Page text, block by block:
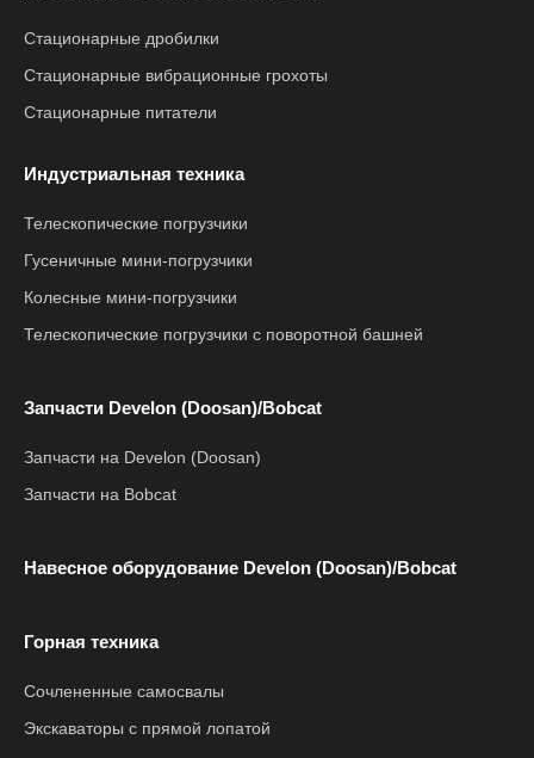
Стационарные дробилки
Стационарные вибрационные грохоты
Стационарные питатели
Индустриальная техника
Телескопические погрузчики
Гусеничные мини-погрузчики
Колесные мини-погрузчики
Телескопические погрузчики с поворотной башней
Запчасти Develon (Doosan)/Bobcat
Запчасти на Develon (Doosan)
Запчасти на Bobcat
Навесное оборудование Develon (Doosan)/Bobcat
Горная техника
Сочлененные самосвалы
Экскаваторы с прямой лопатой